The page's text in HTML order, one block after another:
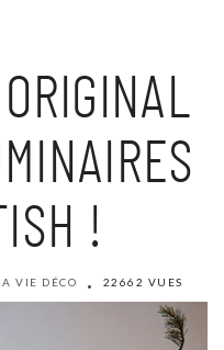
!
VIE DÉCO 22662 VUES